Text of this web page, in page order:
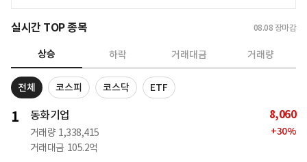
실시간 TOP 종목 08.08 장마감
상승 하락 거래대금 거래량
전체 코스피 코스닥 ETF
1 동화기업
거래량 1,338,415
거래대금 105.2억
8,060
+30%